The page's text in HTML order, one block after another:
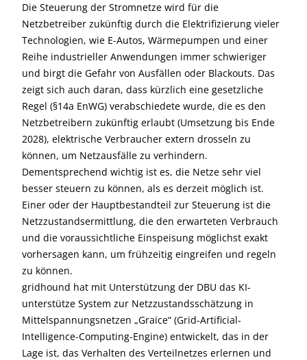
Die Steuerung der Stromnetze wird für die
Netzbetreiber zukünftig durch die Elektrifizierung vieler
Technologien, wie E-Autos, Wärmepumpen und einer
Reihe industrieller Anwendungen immer schwieriger
und birgt die Gefahr von Ausfällen oder Blackouts. Das
zeigt sich auch daran, dass kürzlich eine gesetzliche
Regel (§14a EnWG) verabschiedete wurde, die es den
Netzbetreibern zukünftig erlaubt (Umsetzung bis Ende
2028), elektrische Verbraucher extern drosseln zu
können, um Netzausfälle zu verhindern.
Dementsprechend wichtig ist es, die Netze sehr viel
besser steuern zu können, als es derzeit möglich ist.
Einer oder der Hauptbestandteil zur Steuerung ist die
Netzzustandsermittlung, die den erwarteten Verbrauch
und die voraussichtliche Einspeisung möglichst exakt
vorhersagen kann, um frühzeitig eingreifen und regeln
zu können.
gridhound hat mit Unterstützung der DBU das KI-
unterstütze System zur Netzzustandsschätzung in
Mittelspannungsnetzen „Graice“ (Grid-Artificial-
Intelligence-Computing-Engine) entwickelt, das in der
Lage ist, das Verhalten des Verteilnetzes erlernen und